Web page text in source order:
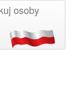
osoby